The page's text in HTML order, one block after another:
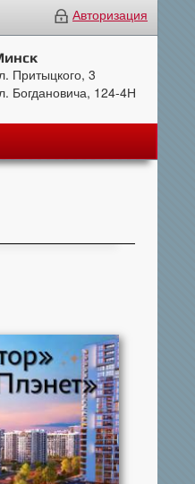
Авторизация
Притыцкого, 3
Богдановича, 124-4Н